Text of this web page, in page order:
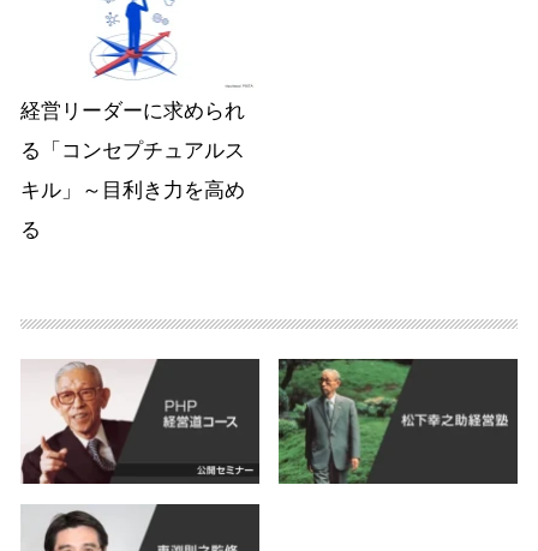
経営リーダーに求められ
る「コンセプチュアルス
キル」～目利き力を高め
る